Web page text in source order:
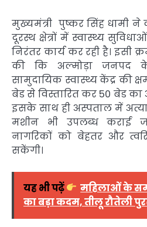
मुख्यमंत्री पुष्कर सिंह धामी ने
दूरस्थ क्षेत्रों में स्वास्थ्य
निरंतर कार्य कर रही है। इसी
की कि अल्मोड़ा जनपद
सामुदायिक स्वास्थ्य केंद्र की
बेड से विस्तारित कर 50 बेड का
इसके साथ ही अस्पताल में
मशीन भी उपलब्ध कराई
नागरिकों को बेहतर और
सकेंगी।
यह भी पढ़ें
महिलाओं के
का बड़ा कदम, तीलू रौतेली